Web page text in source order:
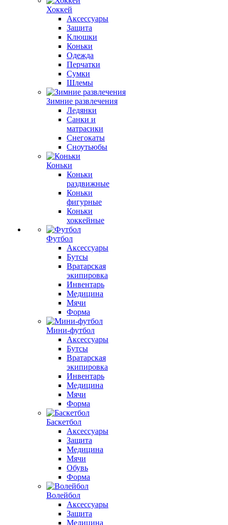
Хоккей
Аксессуары
Защита
Клюшки
Коньки
Одежда
Перчатки
Сумки
Шлемы
Зимние развлечения
Ледянки
Санки и
матрасики
Снегокаты
Сноутьюбы
Коньки
Коньки
раздвижные
Коньки
фигурные
Коньки
хоккейные
Футбол
Аксессуары
Бутсы
Вратарская
экипировка
Инвентарь
Медицина
Мячи
Форма
Мини-футбол
Аксессуары
Бутсы
Вратарская
экипировка
Инвентарь
Медицина
Мячи
Форма
Баскетбол
Аксессуары
Защита
Медицина
Мячи
Обувь
Форма
Волейбол
Аксессуары
Защита
Медицина